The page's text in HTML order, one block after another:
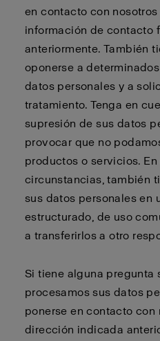
en contacto con
información de contacto
anteriormente. También
oponerse a
datos personales y a
tratamiento. Tenga en
supresión de sus datos
provocar que no
productos o servicios.
circunstancias, también
sus datos personales en
estructurado, de uso
a transferirlos a otro
Si tiene alguna pregunta
procesamos sus datos
ponerse en contacto con
dirección indicada